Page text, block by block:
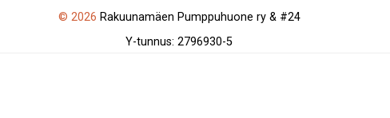
© 2026 Rakuunamäen Pumppuhuone ry & #24
Y-tunnus: 2796930-5